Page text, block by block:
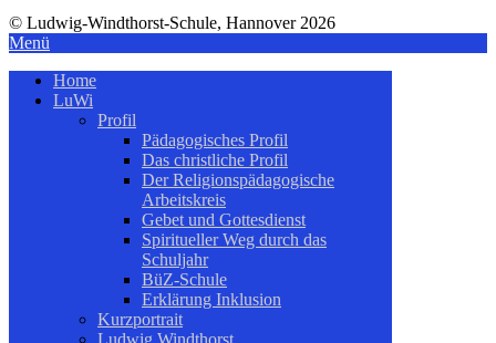
© Ludwig-Windthorst-Schule, Hannover 2026
Menü
Home
LuWi
Profil
Pädagogisches Profil
Das christliche Profil
Der Religionspädagogische
Arbeitskreis
Gebet und Gottesdienst
Spiritueller Weg durch das
Schuljahr
BüZ-Schule
Erklärung Inklusion
Kurzportrait
Ludwig Windthorst